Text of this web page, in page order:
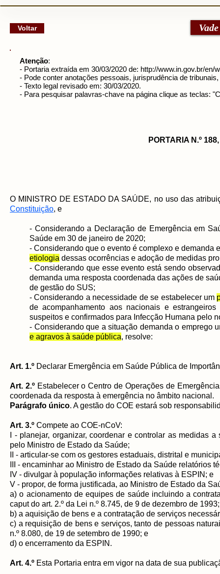
Voltar
Atenção:
- Portaria extraída em 30/03/2020 de: http://www.in.gov.br/en/
- Pode conter anotações pessoais, jurisprudência de
- Texto legal revisado em: 30/03/2020.
- Para pesquisar palavras-chave na página clique as teclas:
PORTARIA N.º
O MINISTRO DE ESTADO DA SAÚDE, no uso das
Constituição, e
- Considerando a Declaração de Emergência em
Saúde em 30 de janeiro de 2020;
- Considerando que o evento é complexo e
etiologia dessas ocorrências e adoção de medidas
- Considerando que esse evento está sendo
demanda uma resposta coordenada das ações de
de gestão do SUS;
- Considerando a necessidade de se estabelecer um
de acompanhamento aos nacionais e
suspeitos e confirmados para Infecção Humana pelo
- Considerando que a situação demanda o emprego
e agravos à saúde pública, resolve:
Art. 1.º Declarar Emergência em Saúde Pública de
Art. 2.ºEstabelecer o Centro de Operações de
coordenada da resposta à emergência no âmbito nacional.
Parágrafo único. A gestão do COE estará sob
Art. 3.º Compete ao COE-nCoV:
I - planejar, organizar, coordenar e controlar as medidas
pelo Ministro de Estado da Saúde;
II - articular-se com os gestores estaduais, distrital e
III - encaminhar ao Ministro de Estado da Saúde relatórios
IV - divulgar à população informações relativas à ESPIN; e
V - propor, de forma justificada, ao Ministro de Estado da
a) o acionamento de equipes de saúde incluindo a
caput do art. 2.º da Lei n.º 8.745, de 9 de dezembro de 1993;
b) a aquisição de bens e a contratação de serviços
c) a requisição de bens e serviços, tanto de pessoas
n.º 8.080, de 19 de setembro de 1990; e
d) o encerramento da ESPIN.
Art. 4.º Esta Portaria entra em vigor na data de sua